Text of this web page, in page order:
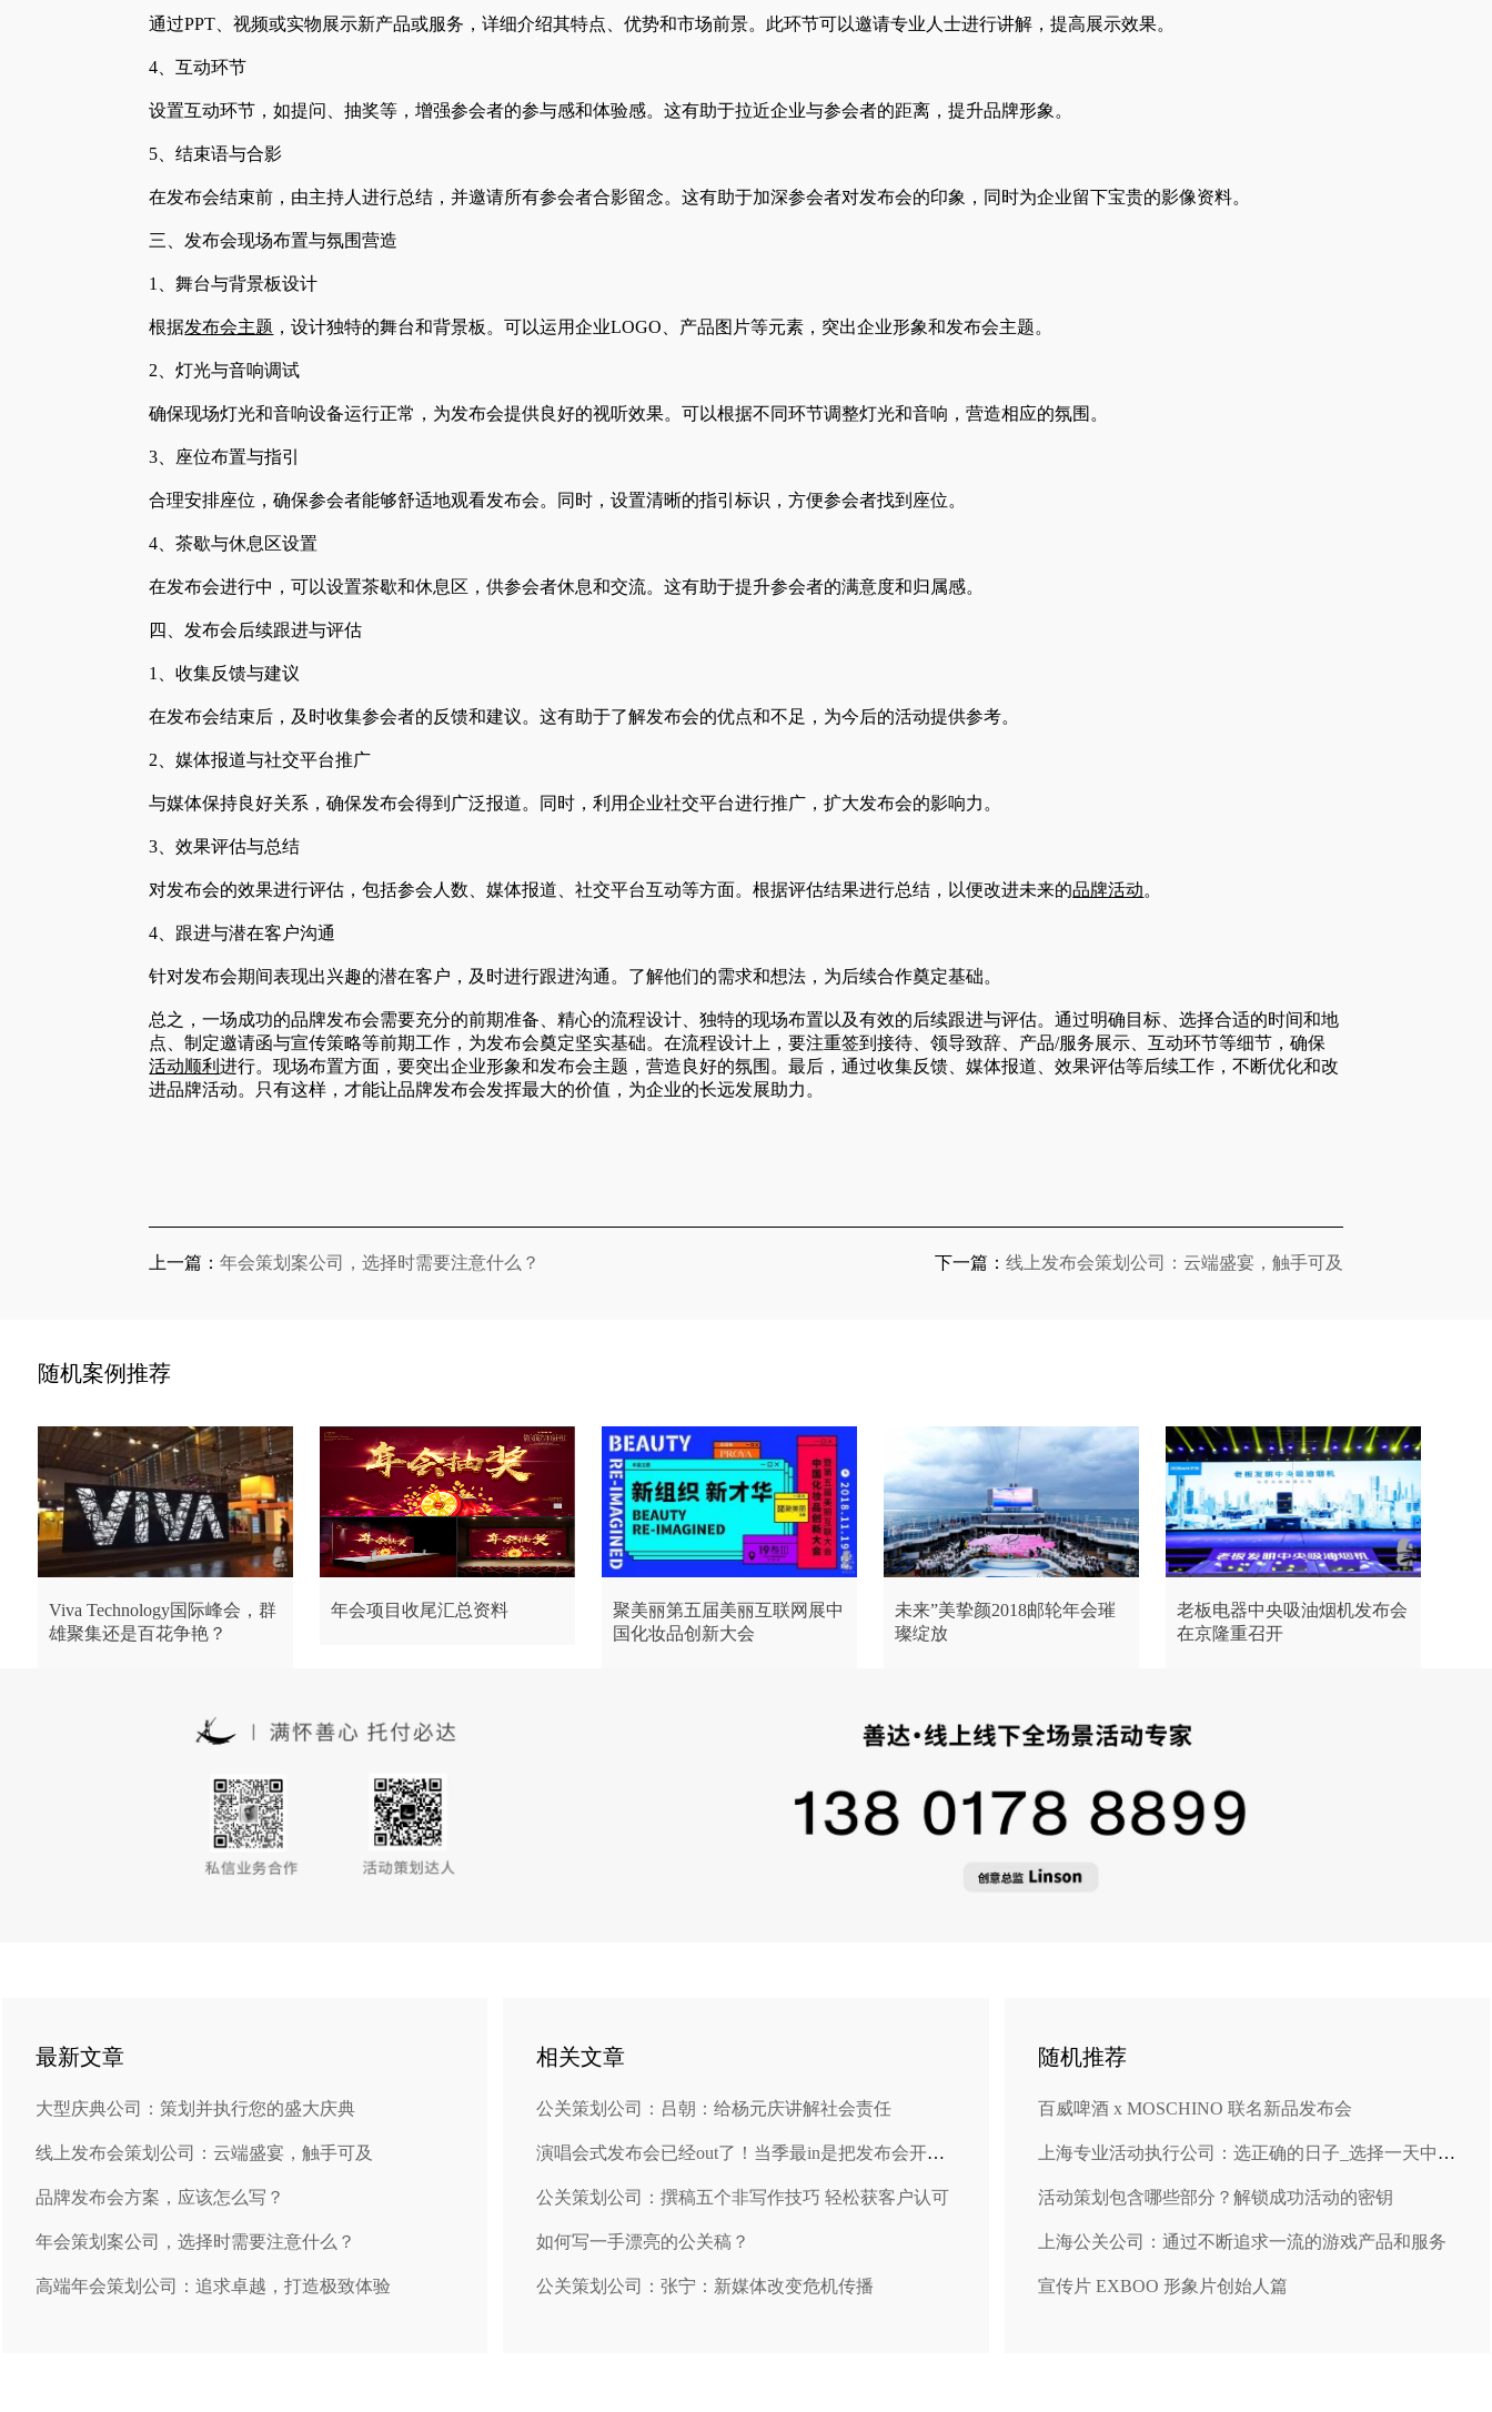
通过PPT、视频或实物展示新产品或服务，详细介绍其特点、优势和市场前景。此环节可以邀请专业人士进行讲解，提高展示效果。
4、互动环节
设置互动环节，如提问、抽奖等，增强参会者的参与感和体验感。这有助于拉近企业与参会者的距离，提升品牌形象。
5、结束语与合影
在发布会结束前，由主持人进行总结，并邀请所有参会者合影留念。这有助于加深参会者对发布会的印象，同时为企业留下宝贵的影像资料。
三、发布会现场布置与氛围营造
1、舞台与背景板设计
根据发布会主题 ，设计独特的舞台和背景板。可以运用企业LOGO、产品图片等元素，突出企业形象和发布会主题。
2、灯光与音响调试
确保现场灯光和音响设备运行正常，为发布会提供良好的视听效果。可以根据不同环节调整灯光和音响，营造相应的氛围。
3、座位布置与指引
合理安排座位，确保参会者能够舒适地观看发布会。同时，设置清晰的指引标识，方便参会者找到座位。
4、茶歇与休息区设置
在发布会进行中，可以设置茶歇和休息区，供参会者休息和交流。这有助于提升参会者的满意度和归属感。
四、发布会后续跟进与评估
1、收集反馈与建议
在发布会结束后，及时收集参会者的反馈和建议。这有助于了解发布会的优点和不足，为今后的活动提供参考。
2、媒体报道与社交平台推广
与媒体保持良好关系，确保发布会得到广泛报道。同时，利用企业社交平台进行推广，扩大发布会的影响力。
3、效果评估与总结
对发布会的效果进行评估，包括参会人数、媒体报道、社交平台互动等方面。根据评估结果进行总结，以便改进未来的品牌活动。
4、跟进与潜在客户沟通
针对发布会期间表现出兴趣的潜在客户，及时进行跟进沟通。了解他们的需求和想法，为后续合作奠定基础。
总之，一场成功的品牌发布会需要充分的前期准备、精心的流程设计、独特的现场布置以及有效的后续跟进与评估。通过明确目标、选择合适的时间和地
点、制定邀请函与宣传策略等前期工作，为发布会奠定坚实基础。在流程设计上，要注重签到接待、领导致辞、产品/服务展示、互动环节等细节，确保
活动顺利进行。现场布置方面，要突出企业形象和发布会主题，营造良好的氛围。最后，通过收集反馈、媒体报道、效果评估等后续工作，不断优化和改
进品牌活动。只有这样，才能让品牌发布会发挥最大的价值，为企业的长远发展助力。
上一篇：年会策划案公司，选择时需要注意什么？ 下一篇： 线上发布会策划公司：云端盛宴，触手可及
随机案例推荐
Viva Technology国际峰会，群
雄聚集还是百花争艳？
年会项目收尾汇总资料
聚美丽第五届美丽互联网展中
国化妆品创新大会
未来”美挚颜2018邮轮年会璀
璨绽放
老板电器中央吸油烟机发布会
在京隆重召开
最新文章
大型庆典公司：策划并执行您的盛大庆典
线上发布会策划公司：云端盛宴，触手可及
品牌发布会方案，应该怎么写？
年会策划案公司，选择时需要注意什么？
高端年会策划公司：追求卓越，打造极致体验
相关文章
公关策划公司：吕朝：给杨元庆讲解社会责任
演唱会式发布会已经out了！当季最in是把发布会开成吐槽大会
公关策划公司：撰稿五个非写作技巧 轻松获客户认可
如何写一手漂亮的公关稿？
公关策划公司：张宁：新媒体改变危机传播
随机推荐
百威啤酒 x MOSCHINO 联名新品发布会
上海专业活动执行公司：选正确的日子_选择一天中的某个时间
活动策划包含哪些部分？解锁成功活动的密钥
上海公关公司：通过不断追求一流的游戏产品和服务
宣传片 EXBOO 形象片创始人篇